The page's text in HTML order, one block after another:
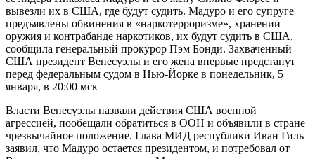
вывезли их в США, где будут судить. Мадуро и его супруге
предъявлены обвинения в «наркотерроризме», хранении
оружия и контрабанде наркотиков, их будут судить в США,
сообщила генеральный прокурор Пэм Бонди. Захваченный
США президент Венесуэлы и его жена впервые предстанут
перед федеральным судом в Нью-Йорке в понедельник, 5
января, в 20:00 мск
Власти Венесуэлы назвали действия США военной
агрессией, пообещали обратиться в ООН и объявили в стране
чрезвычайное положение. Глава МИД республики Иван Гиль
заявил, что Мадуро остается президентом, и потребовал от